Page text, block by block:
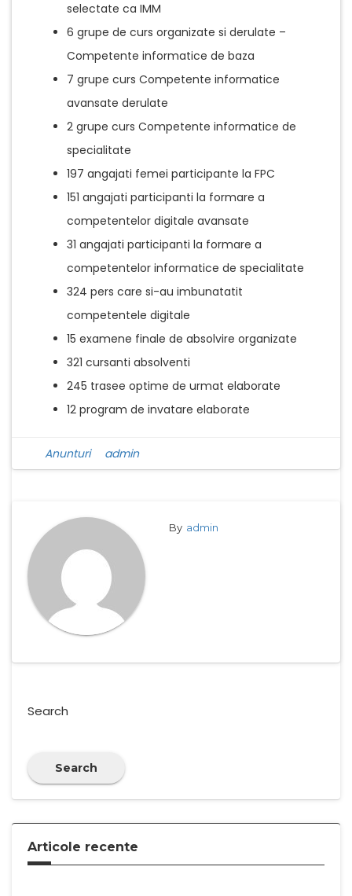
selectate ca IMM
6 grupe de curs organizate si derulate –
Competente informatice de baza
7 grupe curs Competente informatice
avansate derulate
2 grupe curs Competente informatice de
specialitate
197 angajati femei participante la FPC
151 angajati participanti la formare a
competentelor digitale avansate
31 angajati participanti la formare a
competentelor informatice de specialitate
324 pers care si-au imbunatatit
competentele digitale
15 examene finale de absolvire organizate
321 cursanti absolventi
245 trasee optime de urmat elaborate
12 program de invatare elaborate
Anunturi admin
By admin
Search
Search
Articole recente